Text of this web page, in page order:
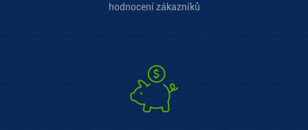
hodnocení zákazníků